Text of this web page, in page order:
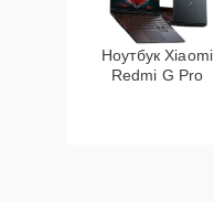
Ноутбук Xiaomi
Redmi G Pro